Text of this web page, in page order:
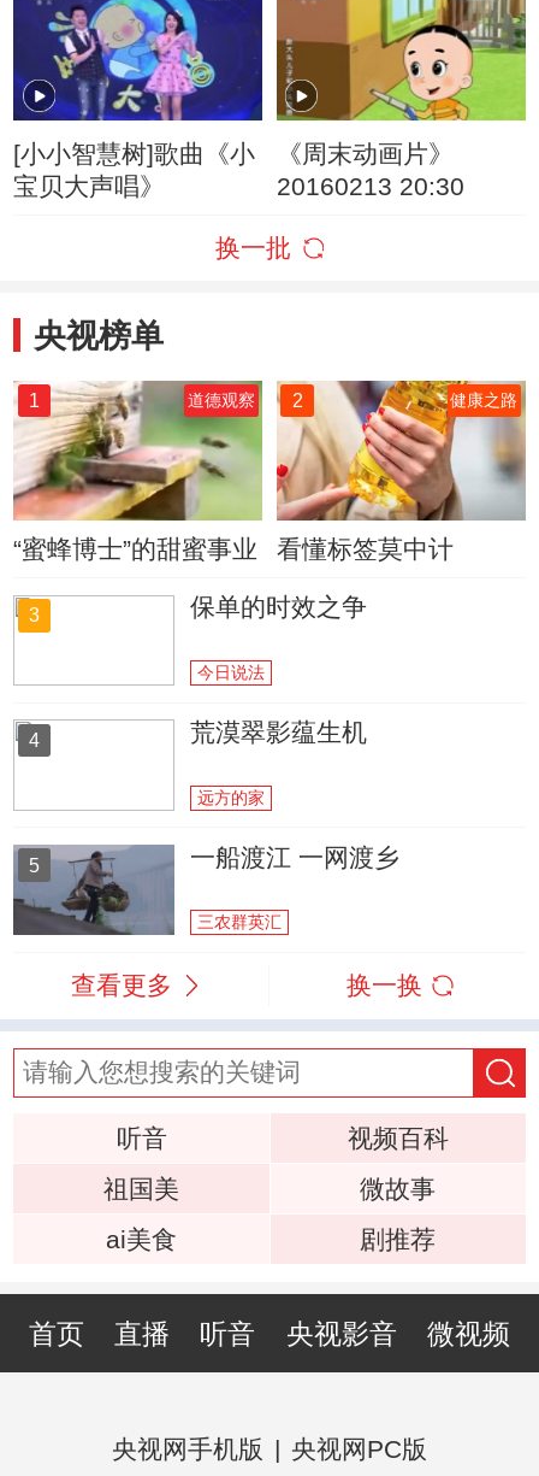
[小小智慧树]歌曲《小
宝贝大声唱》
《周末动画片》
20160213 20:30
换一批
央视榜单
1 道德观察
“蜜蜂博士”的甜蜜事业
2 健康之路
看懂标签莫中计
3 保单的时效之争
今日说法
4 荒漠翠影蕴生机
远方的家
5 一船渡江 一网渡乡
三农群英汇
查看更多 换一换
听音
视频百科
祖国美
微故事
ai美食
剧推荐
首页 直播 听音 央视影音 微视频
央视网手机版 | 央视网PC版